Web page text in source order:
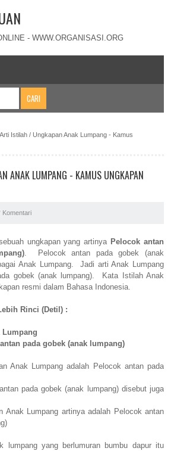
- WWW.ORGANISASI.ORG
Arti Istilah / Ungkapan Anak Lumpang - Kamus
ANAK LUMPANG - KAMUS UNGKAPAN
Komentari
ungkapan yang artinya Pelocok antan
. Pelocok antan pada gobek (anak
Anak Lumpang. Jadi arti Anak Lumpang
gobek (anak lumpang). Kata Istilah Anak
resmi dalam Bahasa Indonesia.
Rinci (Detil) :
Lumpang
pada gobek (anak lumpang)
Anak Lumpang adalah Pelocok antan pada
pada gobek (anak lumpang) disebut juga
Anak Lumpang artinya adalah Pelocok antan
lumpang yang berlumuran bumbu dapur itu